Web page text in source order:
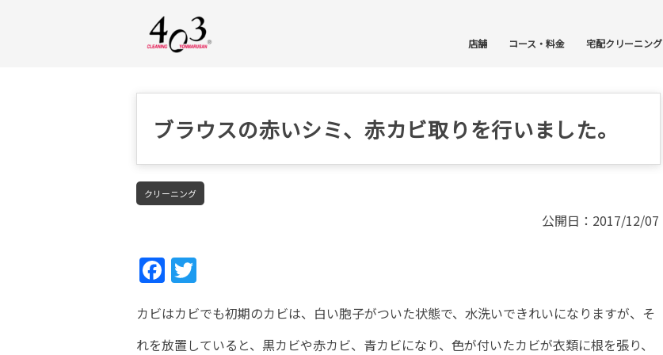
店舗 コース・料金 宅配クリーニング
ブラウスの赤いシミ、赤カビ取りを行いました。
クリーニング
公開日：2017/12/07
Fac
ok
カビはカビでも初期のカビは、白い胞子がついた状態で、水洗いできれいになりますが、そ
れを放置していると、黒カビや赤カビ、青カビになり、色が付いたカビが衣類に根を張り、